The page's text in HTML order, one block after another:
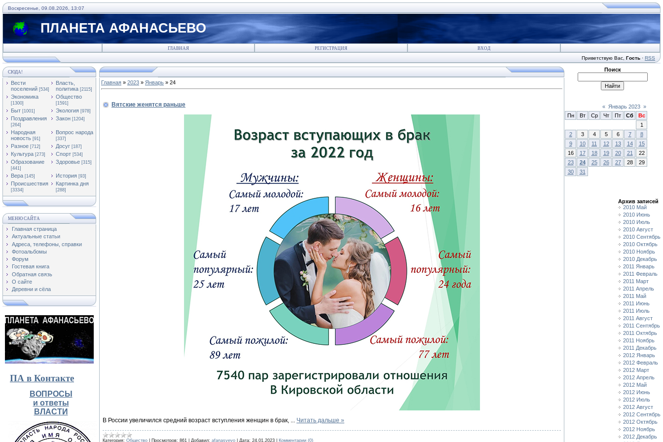
Воскресенье, 09.08.2026, 13:07
ПЛАНЕТА АФАНАСЬЕВО
ГЛАВНАЯ РЕГИСТРАЦИЯ ВХОД
Приветствую Вас Гость · RSS
СЮДА!
Вести
поселений [534]
Власть,
политика [2115]
Экономика
[1300]
Общество
[1591]
Быт [1001] Экология [978]
Поздравления
[264]
Закон [1204]
Народная
новость [91]
Вопрос народа
[337]
Разное [712] Досуг [187]
Культура [273] Спорт [534]
Образование
[441]
Здоровье [315]
Вера [145] История [93]
Происшествия
[3334]
Картинка дня
[288]
МЕНЮ САЙТА
Главная страница
Актуальные статьи
Адреса, телефоны, справки
Фотоальбомы
Форум
Гостевая книга
Обратная связь
О сайте
Деревни и сёла
ПА в Контакте
ВОПРОСЫ
и ответы
ВЛАСТИ
Главная » 2023 » Январь » 24
Вятские женятся раньше
В России увеличился средний возраст вступления женщин в брак, Читать дальше »
Категория: Общество Просмотров: 861 Добавил: afanasyevo Дата: 24.01.2023 Комментарии (0)
Поиск
« Январь 2023 »
Пн
Вт Ср Чт Пт Сб
Вс
1
2
3 4 5 6 7
8
9
10 11 12 13 14
15
16
17 18 19 20 21
22
23
24 25 26 27 28
29
30
31
Архив записей
2010 Май
2010 Июнь
2010 Июль
2010 Август
2010 Сентябрь
2010 Октябрь
2010 Ноябрь
2010 Декабрь
2011 Январь
2011 Февраль
2011 Март
2011 Апрель
2011 Май
2011 Июнь
2011 Июль
2011 Август
2011 Сентябрь
2011 Октябрь
2011 Ноябрь
2011 Декабрь
2012 Январь
2012 Февраль
2012 Март
2012 Апрель
2012 Май
2012 Июнь
2012 Июль
2012 Август
2012 Сентябрь
2012 Октябрь
2012 Ноябрь
2012 Декабрь